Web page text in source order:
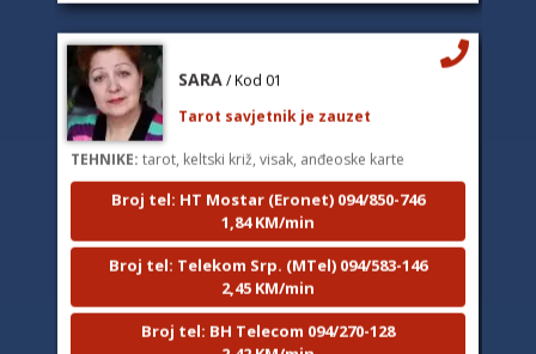
TEHNIKE:tarot, keltski križ, visak, anđeoske karte
Broj tel: HT Mostar (Eronet) 094/850-746
1,84 KM/min
Broj tel: Telekom Srp. (MTel) 094/583-146
2,45 KM/min
Broj tel: BH Telecom 094/270-128
2,42 KM/min